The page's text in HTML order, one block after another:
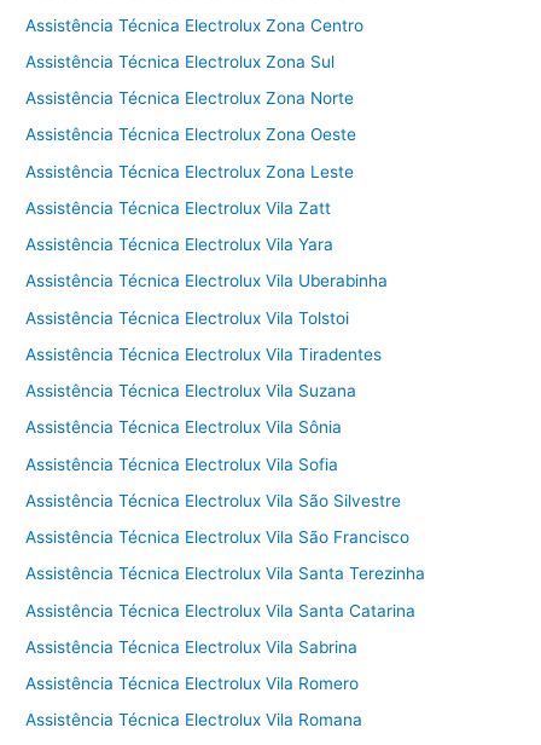
Assistência Técnica Electrolux Zona Centro
Assistência Técnica Electrolux Zona Sul
Assistência Técnica Electrolux Zona Norte
Assistência Técnica Electrolux Zona Oeste
Assistência Técnica Electrolux Zona Leste
Assistência Técnica Electrolux Vila Zatt
Assistência Técnica Electrolux Vila Yara
Assistência Técnica Electrolux Vila Uberabinha
Assistência Técnica Electrolux Vila Tolstoi
Assistência Técnica Electrolux Vila Tiradentes
Assistência Técnica Electrolux Vila Suzana
Assistência Técnica Electrolux Vila Sônia
Assistência Técnica Electrolux Vila Sofia
Assistência Técnica Electrolux Vila São Silvestre
Assistência Técnica Electrolux Vila São Francisco
Assistência Técnica Electrolux Vila Santa Terezinha
Assistência Técnica Electrolux Vila Santa Catarina
Assistência Técnica Electrolux Vila Sabrina
Assistência Técnica Electrolux Vila Romero
Assistência Técnica Electrolux Vila Romana